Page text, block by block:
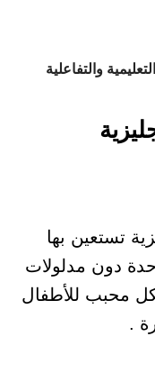
والتفاعلية
تستعين بها
دون مدلولات
محبب للأطفال
.